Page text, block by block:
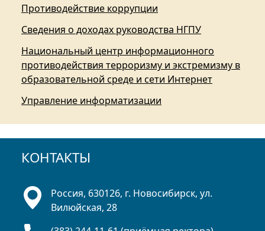
Противодействие коррупции
Сведения о доходах руководства НГПУ
Национальный центр информационного
противодействия терроризму и экстремизму в
образовательной среде и сети Интернет
Управление информатизации
КОНТАКТЫ
Россия, 630126, г. Новосибирск, ул.
Вилюйская, 28